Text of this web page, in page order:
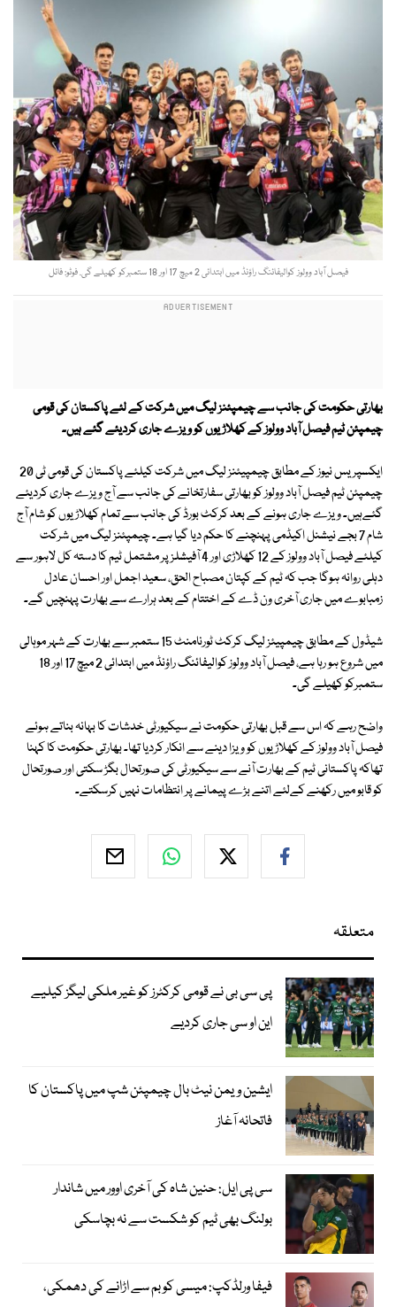
فیصل آباد وولوز کوالیفائنگ راؤنڈ میں ابتدائی 2 میچ 17 اور 18 ستمبرکو کھیلے گی. فوٹو: فائل
بھارتی حکومت کی جانب سے چیمپئنز لیگ میں شرکت کے لئے پاکستان کی قومی
چیمپئن ٹیم فیصل آباد وولوز کے کھلاڑیوں کو ویزے جاری کردیئے گئے ہیں۔
ایکسپریس نیوز کے مطابق چیمپیئنز لیگ میں شرکت کیلئے پاکستان کی قومی ٹی 20
چیمپئن ٹیم فیصل آباد وولوز کو بھارتی سفارتخانے کی جانب سے آج ویزے جاری کردیئے
گئےہیں۔ ویزے جاری ہونے کے بعد کرکٹ بورڈ کی جانب سے تمام کھلاڑیوں کو شام آج
شام 7 بجے نیشنل اکیڈمی پہنچنے کا حکم دیا گیا ہے۔ چیمپئنز لیگ میں شرکت
کیلئے فیصل آباد وولوز کے 12 کھلاڑی اور 4 آفیشلز پر مشتمل ٹیم کا دستہ کل لاہور سے
دہلی روانہ ہوگا جب کہ ٹیم کے کپتان مصباح الحق، سعید اجمل اور احسان عادل
زمبابوے میں جاری آخری ون ڈے کے اختتام کے بعد ہرارے سے بھارت پہنچیں گے۔
شیڈول کے مطابق چیمپیئز لیگ کرکٹ ٹورنامنٹ 15 ستمبر سے بھارت کے شہر موہالی
میں شروع ہو رہا ہے، فیصل آباد وولوز کوالیفائنگ راؤنڈ میں ابتدائی 2 میچ 17 اور 18
ستمبرکو کھیلے گی۔
واضح رہے کہ اس سے قبل بھارتی حکومت نے سیکیورٹی خدشات کا بہانہ بناتے ہوئے
فیصل آباد وولوز کے کھلاڑیوں کو ویزا دینے سے انکار کردیا تھا۔ بھارتی حکومت کا کہنا
تھاکہ پاکستانی ٹیم کے بھارت آنے سے سیکیورٹی کی صورتحال بگڑ سکتی اور صورتحال
کو قابو میں رکھنے کےلئے اتنے بڑے پیمانے پر انتظامات نہیں کرسکتے۔
متعلقہ
پی سی بی نے قومی کرکٹرز کو غیر ملکی لیگز کیلیے
این او سی جاری کردیے
ایشین ویمن نیٹ بال چیمپئن شپ میں پاکستان کا
فاتحانہ آغاز
سی پی ایل: حنین شاہ کی آخری اوور میں شاندار
بولنگ بھی ٹیم کو شکست سے نہ بچاسکی
فیفا ورلڈکپ: میسی کو بم سے اڑانے کی دھمکی،